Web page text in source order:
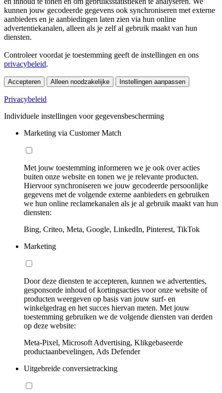
kunnen jouw gecodeerde gegevens ook synchroniseren met externe
aanbieders en je aanbiedingen laten zien via hun online
advertentiekanalen, alleen als je zelf al gebruik maakt van hun
diensten.
Controleer voordat je toestemming geeft de instellingen en ons
privacybeleid.
Accepteren Alleen noodzakelijke Instellingen aanpassen
Privacybeleid
Individuele instellingen voor gegevensbescherming
Marketing via Customer Match
Met jouw toestemming informeren we je ook over acties
buiten onze website en tonen we je relevante producten.
Hiervoor synchroniseren we jouw gecodeerde persoonlijke
gegevens met de volgende externe aanbieders en gebruiken
we hun online reclamekanalen als je al gebruik maakt van hun
diensten:
Bing, Criteo, Meta, Google, LinkedIn, Pinterest, TikTok
Marketing
Door deze diensten te accepteren, kunnen we advertenties,
gesponsorde inhoud of kortingsacties voor onze website of
producten weergeven op basis van jouw surf- en
winkelgedrag en het succes hiervan meten. Met jouw
toestemming gebruiken we de volgende diensten van derden
op deze website:
Meta-Pixel, Microsoft Advertising, Klikgebaseerde
productaanbevelingen, Ads Defender
Uitgebreide conversietracking